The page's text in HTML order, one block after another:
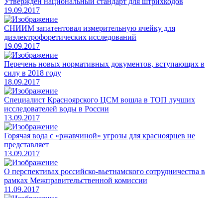
19.09.2017
СНИИМ запатентовал измерительную ячейку для
диэлектрофоретических исследований
19.09.2017
Перечень новых нормативных документов, вступающих в
силу в 2018 году
18.09.2017
Специалист Красноярского ЦСМ вошла в ТОП лучших
исследователей воды в России
13.09.2017
Горячая вода с «ржавчиной» угрозы для красноярцев не
представляет
13.09.2017
О перспективах российско-вьетнамского сотрудничества в
рамках Межправительственной комиссии
11.09.2017